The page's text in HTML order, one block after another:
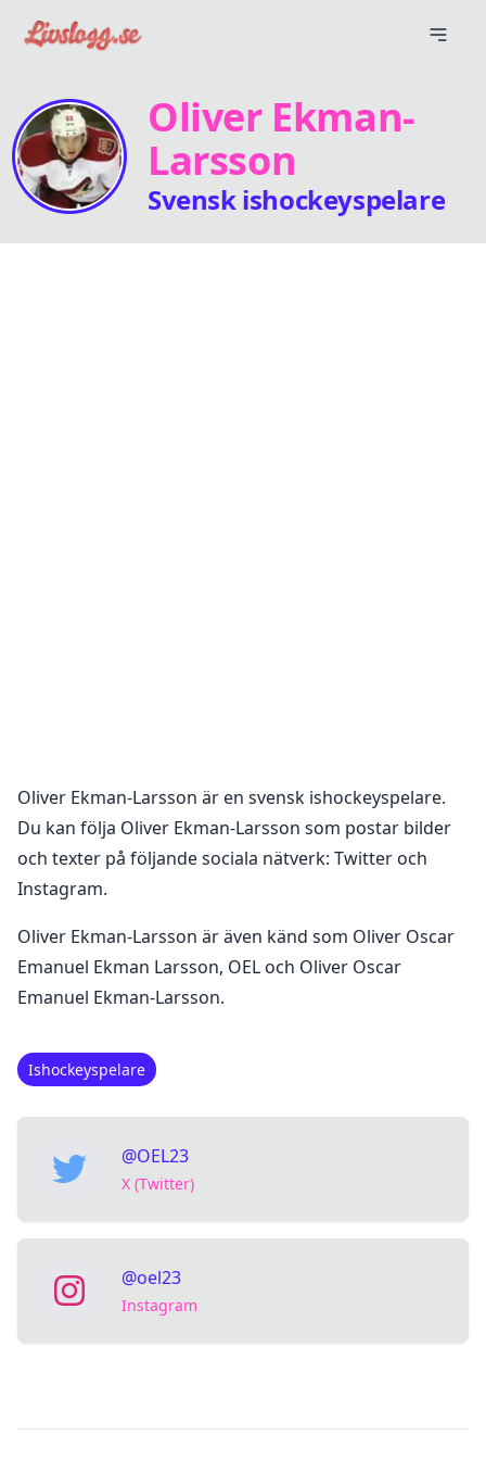
Oliver Ekman-
Larsson
Svensk ishockeyspelare
Oliver Ekman-Larsson är en svensk ishockeyspelare.
Du kan följa Oliver Ekman-Larsson som postar bilder
och texter på följande sociala nätverk: Twitter och
Instagram.
Oliver Ekman-Larsson är även känd som Oliver Oscar
Emanuel Ekman Larsson, OEL och Oliver Oscar
Emanuel Ekman-Larsson.
Ishockeyspelare
@OEL23
X (Twitter)
@oel23
Instagram